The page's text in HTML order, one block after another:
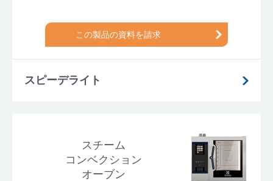
この製品の資料を請求
スピーデライト
スチーム
コンベクション
オーブン